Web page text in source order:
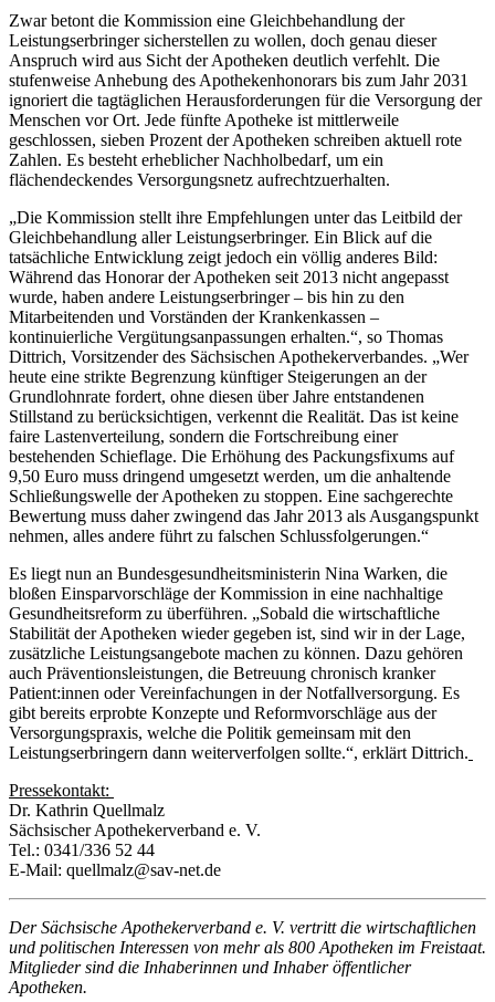
Zwar betont die Kommission eine Gleichbehandlung der
Leistungserbringer sicherstellen zu wollen, doch genau dieser
Anspruch wird aus Sicht der Apotheken deutlich verfehlt. Die
stufenweise Anhebung des Apothekenhonorars bis zum Jahr 2031
ignoriert die tagtäglichen Herausforderungen für die Versorgung der
Menschen vor Ort. Jede fünfte Apotheke ist mittlerweile
geschlossen, sieben Prozent der Apotheken schreiben aktuell rote
Zahlen. Es besteht erheblicher Nachholbedarf, um ein
flächendeckendes Versorgungsnetz aufrechtzuerhalten.
„Die Kommission stellt ihre Empfehlungen unter das Leitbild der
Gleichbehandlung aller Leistungserbringer. Ein Blick auf die
tatsächliche Entwicklung zeigt jedoch ein völlig anderes Bild:
Während das Honorar der Apotheken seit 2013 nicht angepasst
wurde, haben andere Leistungserbringer – bis hin zu den
Mitarbeitenden und Vorständen der Krankenkassen –
kontinuierliche Vergütungsanpassungen erhalten.“, so Thomas
Dittrich, Vorsitzender des Sächsischen Apothekerverbandes. „Wer
heute eine strikte Begrenzung künftiger Steigerungen an der
Grundlohnrate fordert, ohne diesen über Jahre entstandenen
Stillstand zu berücksichtigen, verkennt die Realität. Das ist keine
faire Lastenverteilung, sondern die Fortschreibung einer
bestehenden Schieflage. Die Erhöhung des Packungsfixums auf
9,50 Euro muss dringend umgesetzt werden, um die anhaltende
Schließungswelle der Apotheken zu stoppen. Eine sachgerechte
Bewertung muss daher zwingend das Jahr 2013 als Ausgangspunkt
nehmen, alles andere führt zu falschen Schlussfolgerungen.“
Es liegt nun an Bundesgesundheitsministerin Nina Warken, die
bloßen Einsparvorschläge der Kommission in eine nachhaltige
Gesundheitsreform zu überführen. „Sobald die wirtschaftliche
Stabilität der Apotheken wieder gegeben ist, sind wir in der Lage,
zusätzliche Leistungsangebote machen zu können. Dazu gehören
auch Präventionsleistungen, die Betreuung chronisch kranker
Patient:innen oder Vereinfachungen in der Notfallversorgung. Es
gibt bereits erprobte Konzepte und Reformvorschläge aus der
Versorgungspraxis, welche die Politik gemeinsam mit den
Leistungserbringern dann weiterverfolgen sollte.“, erklärt Dittrich.
Pressekontakt:
Dr. Kathrin Quellmalz
Sächsischer Apothekerverband e. V.
Tel.: 0341/336 52 44
E-Mail: quellmalz@sav-net.de
Der Sächsische Apothekerverband e. V. vertritt die wirtschaftlichen
und politischen Interessen von mehr als 800 Apotheken im Freistaat.
Mitglieder sind die Inhaberinnen und Inhaber öffentlicher
Apotheken.